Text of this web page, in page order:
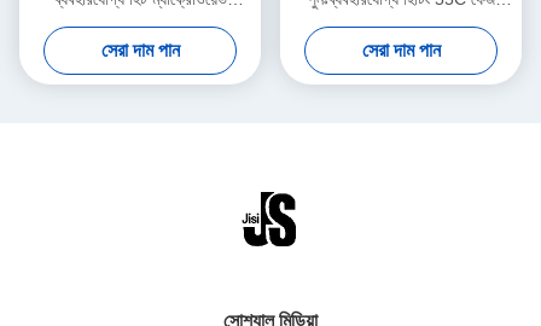
পোষ্যদের জন্য প্যাকগুলি
সেরা দাম পান
পরিবর্তন উপাদান হিট প্যাক
সেরা দাম পান
সোশ্যাল মিডিয়া